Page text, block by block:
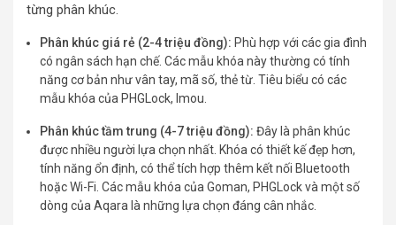
từng phân khúc.
Phân khúc giá rẻ (2-4 triệu đồng): Phù hợp với các gia đình
có ngân sách hạn chế. Các mẫu khóa này thường có tính
năng cơ bản như vân tay, mã số, thẻ từ. Tiêu biểu có các
mẫu khóa của PHGLock, Imou.
Phân khúc tầm trung (4-7 triệu đồng): Đây là phân khúc
được nhiều người lựa chọn nhất. Khóa có thiết kế đẹp hơn,
tính năng ổn định, có thể tích hợp thêm kết nối Bluetooth
hoặc Wi-Fi. Các mẫu khóa của Goman, PHGLock và một số
dòng của Aqara là những lựa chọn đáng cân nhắc.